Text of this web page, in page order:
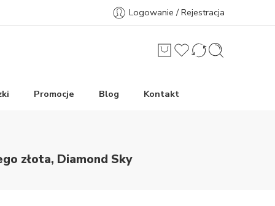
Logowanie / Rejestracja
Promocje Blog Kontakt
złota, Diamond Sky